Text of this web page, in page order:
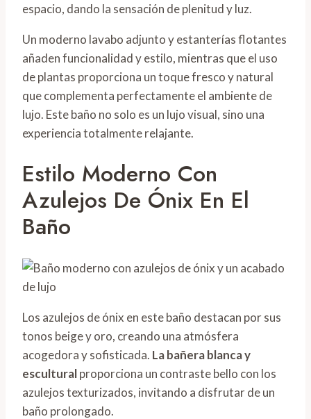
espacio, dando la sensación de plenitud y luz.
Un moderno lavabo adjunto y estanterías flotantes
añaden funcionalidad y estilo, mientras que el uso
de plantas proporciona un toque fresco y natural
que complementa perfectamente el ambiente de
lujo. Este baño no solo es un lujo visual, sino una
experiencia totalmente relajante.
Estilo Moderno Con
Azulejos De Ónix En El
Baño
Los azulejos de ónix en este baño destacan por sus
tonos beige y oro, creando una atmósfera
acogedora y sofisticada. La bañera blanca y
esculturalproporciona un contraste bello con los
azulejos texturizados, invitando a disfrutar de un
baño prolongado.